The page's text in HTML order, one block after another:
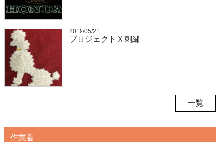
2019/05/21
プロジェクトＸ刺繍
一覧
作業着